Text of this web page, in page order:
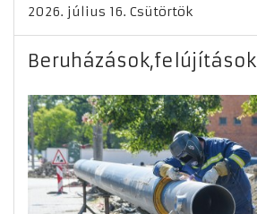
2026. július 16. Csütörtök
Beruházások,felújítások